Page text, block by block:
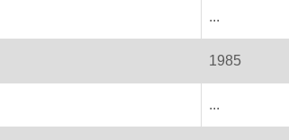
...
1985
...